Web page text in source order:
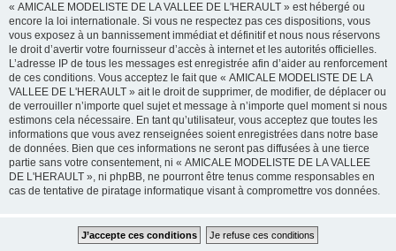
« AMICALE MODELISTE DE LA VALLEE DE L'HERAULT » est hébergé ou
encore la loi internationale. Si vous ne respectez pas ces dispositions, vous
vous exposez à un bannissement immédiat et définitif et nous nous réservons
le droit d’avertir votre fournisseur d’accès à internet et les autorités officielles.
L’adresse IP de tous les messages est enregistrée afin d’aider au renforcement
de ces conditions. Vous acceptez le fait que « AMICALE MODELISTE DE LA
VALLEE DE L'HERAULT » ait le droit de supprimer, de modifier, de déplacer ou
de verrouiller n’importe quel sujet et message à n’importe quel moment si nous
estimons cela nécessaire. En tant qu’utilisateur, vous acceptez que toutes les
informations que vous avez renseignées soient enregistrées dans notre base
de données. Bien que ces informations ne seront pas diffusées à une tierce
partie sans votre consentement, ni « AMICALE MODELISTE DE LA VALLEE
DE L'HERAULT », ni phpBB, ne pourront être tenus comme responsables en
cas de tentative de piratage informatique visant à compromettre vos données.